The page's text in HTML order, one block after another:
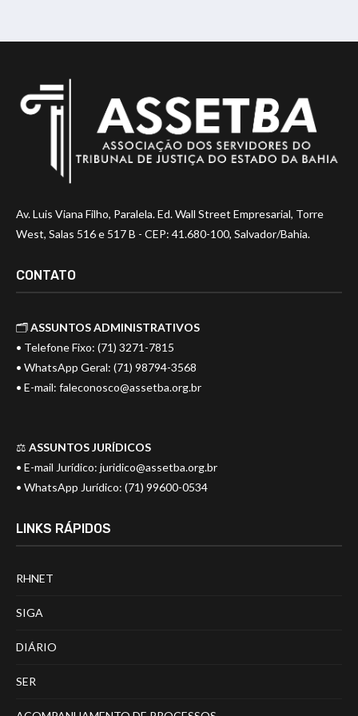
Av. Luis Viana Filho, Paralela. Ed. Wall Street Empresarial, Torre
West, Salas 516 e 517 B - CEP: 41.680-100, Salvador/Bahia.
CONTATO
🗂️ASSUNTOS ADMINISTRATIVOS
• Telefone Fixo: (71) 3271-7815
• WhatsApp Geral: (71) 98794-3568
• E-mail: faleconosco@assetba.org.br
⚖️ ASSUNTOS JURÍDICOS
• E-mail Jurídico: juridico@assetba.org.br
• WhatsApp Jurídico: (71) 99600-0534
LINKS RÁPIDOS
RHNET
SIGA
DIÁRIO
SER